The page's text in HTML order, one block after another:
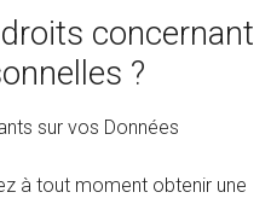
concernant
?
sur vos Données
à tout moment obtenir une